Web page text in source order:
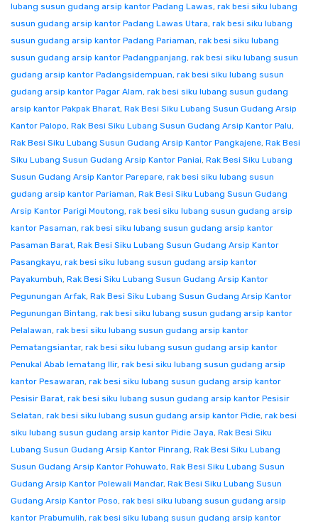
lubang susun gudang arsip kantor Padang Lawas, rak besi siku lubang
susun gudang arsip kantor Padang Lawas Utara, rak besi siku lubang
susun gudang arsip kantor Padang Pariaman, rak besi siku lubang
susun gudang arsip kantor Padangpanjang, rak besi siku lubang susun
gudang arsip kantor Padangsidempuan, rak besi siku lubang susun
gudang arsip kantor Pagar Alam, rak besi siku lubang susun gudang
arsip kantor Pakpak Bharat, Rak Besi Siku Lubang Susun Gudang Arsip
Kantor Palopo, Rak Besi Siku Lubang Susun Gudang Arsip Kantor Palu,
Rak Besi Siku Lubang Susun Gudang Arsip Kantor Pangkajene, Rak Besi
Siku Lubang Susun Gudang Arsip Kantor Paniai, Rak Besi Siku Lubang
Susun Gudang Arsip Kantor Parepare, rak besi siku lubang susun
gudang arsip kantor Pariaman, Rak Besi Siku Lubang Susun Gudang
Arsip Kantor Parigi Moutong, rak besi siku lubang susun gudang arsip
kantor Pasaman, rak besi siku lubang susun gudang arsip kantor
Pasaman Barat, Rak Besi Siku Lubang Susun Gudang Arsip Kantor
Pasangkayu, rak besi siku lubang susun gudang arsip kantor
Payakumbuh, Rak Besi Siku Lubang Susun Gudang Arsip Kantor
Pegunungan Arfak, Rak Besi Siku Lubang Susun Gudang Arsip Kantor
Pegunungan Bintang, rak besi siku lubang susun gudang arsip kantor
Pelalawan, rak besi siku lubang susun gudang arsip kantor
Pematangsiantar, rak besi siku lubang susun gudang arsip kantor
Penukal Abab lematang Ilir, rak besi siku lubang susun gudang arsip
kantor Pesawaran, rak besi siku lubang susun gudang arsip kantor
Pesisir Barat, rak besi siku lubang susun gudang arsip kantor Pesisir
Selatan, rak besi siku lubang susun gudang arsip kantor Pidie, rak besi
siku lubang susun gudang arsip kantor Pidie Jaya, Rak Besi Siku
Lubang Susun Gudang Arsip Kantor Pinrang, Rak Besi Siku Lubang
Susun Gudang Arsip Kantor Pohuwato, Rak Besi Siku Lubang Susun
Gudang Arsip Kantor Polewali Mandar, Rak Besi Siku Lubang Susun
Gudang Arsip Kantor Poso, rak besi siku lubang susun gudang arsip
kantor Prabumulih, rak besi siku lubang susun gudang arsip kantor